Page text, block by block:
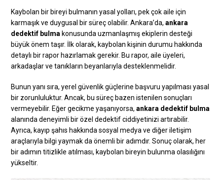
Kaybolan bir bireyi bulmanın yasal yolları, pek çok aile için
karmaşık ve duygusal bir süreç olabilir. Ankara’da,ankara
dedektif bulma konusunda uzmanlaşmış ekiplerin desteği
büyük önem taşır. İlk olarak, kaybolan kişinin durumu hakkında
detaylı bir rapor hazırlamak gerekir. Bu rapor, aile üyeleri,
arkadaşlar ve tanıkların beyanlarıyla desteklenmelidir.
Bunun yanı sıra, yerel güvenlik güçlerine başvuru yapılması yasal
bir zorunluluktur. Ancak, bu süreç bazen istenilen sonuçları
vermeyebilir. Eğer gecikme yaşanıyorsa,ankara dedektif bulma
alanında deneyimli bir özel dedektif ciddiyetinizi artırabilir.
Ayrıca, kayıp şahıs hakkında sosyal medya ve diğer iletişim
araçlarıyla bilgi yaymak da önemli bir adımdır. Sonuç olarak, her
bir adımın titizlikle atılması, kaybolan bireyin bulunma olasılığını
yükseltir.